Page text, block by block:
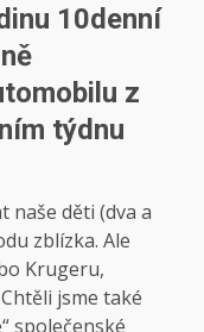
10denní
z
týdnu
naše děti (dva a
zblízka. Ale
Krugeru,
jsme také
společenské